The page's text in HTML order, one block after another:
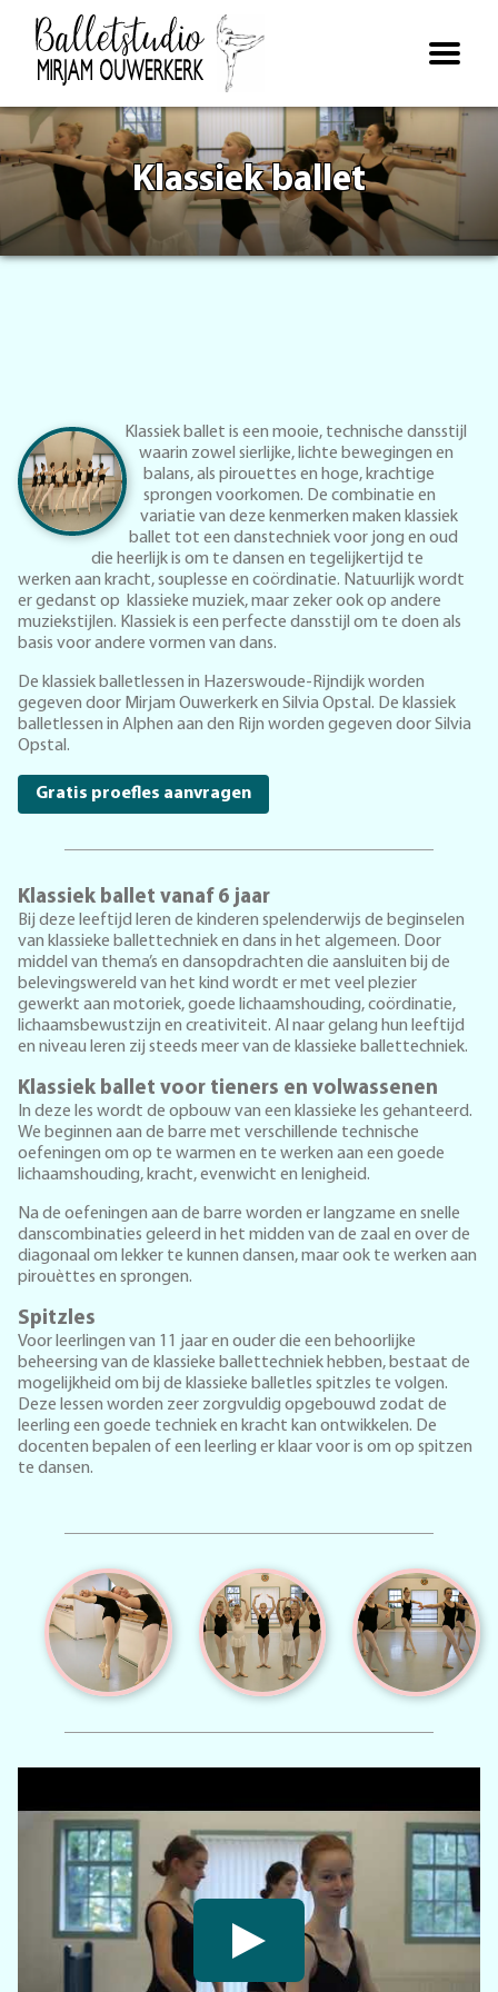
Klassiek ballet
Klassiek ballet is een mooie, technische dansstijl
waarin zowel sierlijke, lichte bewegingen en
balans, als pirouettes en hoge, krachtige
sprongen voorkomen. De combinatie en
variatie van deze kenmerken maken klassiek
ballet tot een danstechniek voor jong en oud
die heerlijk is om te dansen en tegelijkertijd te
werken aan kracht, souplesse en coördinatie. Natuurlijk wordt
er gedanst op klassieke muziek, maar zeker ook op andere
muziekstijlen. Klassiek is een perfecte dansstijl om te doen als
basis voor andere vormen van dans.
De klassiek balletlessen in Hazerswoude-Rijndijk worden
gegeven door Mirjam Ouwerkerk en Silvia Opstal. De klassiek
balletlessen in Alphen aan den Rijn worden gegeven door Silvia
Opstal.
Gratis proefles aanvragen
Klassiek ballet vanaf 6 jaar
Bij deze leeftijd leren de kinderen spelenderwijs de beginselen
van klassieke ballettechniek en dans in het algemeen. Door
middel van thema’s en dansopdrachten die aansluiten bij de
belevingswereld van het kind wordt er met veel plezier
gewerkt aan motoriek, goede lichaamshouding, coördinatie,
lichaamsbewustzijn en creativiteit. Al naar gelang hun leeftijd
en niveau leren zij steeds meer van de klassieke ballettechniek.
Klassiek ballet voor tieners en volwassenen
In deze les wordt de opbouw van een klassieke les gehanteerd.
We beginnen aan de barre met verschillende technische
oefeningen om op te warmen en te werken aan een goede
lichaamshouding, kracht, evenwicht en lenigheid.
Na de oefeningen aan de barre worden er langzame en snelle
danscombinaties geleerd in het midden van de zaal en over de
diagonaal om lekker te kunnen dansen, maar ook te werken aan
pirouèttes en sprongen.
Spitzles
Voor leerlingen van 11 jaar en ouder die een behoorlijke
beheersing van de klassieke ballettechniek hebben, bestaat de
mogelijkheid om bij de klassieke balletles spitzles te volgen.
Deze lessen worden zeer zorgvuldig opgebouwd zodat de
leerling een goede techniek en kracht kan ontwikkelen. De
docenten bepalen of een leerling er klaar voor is om op spitzen
te dansen.